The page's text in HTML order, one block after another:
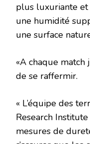
plus luxuriante
une humidité
une surface
«A chaque
de se raffermir.
« L’équipe des
Research
mesures de